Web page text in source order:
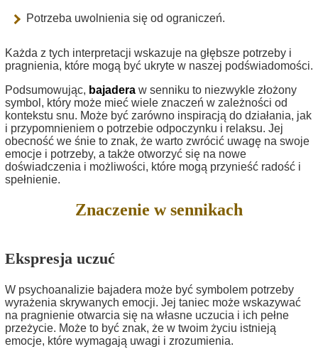
Potrzeba uwolnienia się od ograniczeń.
Każda z tych interpretacji wskazuje na głębsze potrzeby i
pragnienia, które mogą być ukryte w naszej podświadomości.
Podsumowując, bajadera w senniku to niezwykle złożony
symbol, który może mieć wiele znaczeń w zależności od
kontekstu snu. Może być zarówno inspiracją do działania, jak
i przypomnieniem o potrzebie odpoczynku i relaksu. Jej
obecność we śnie to znak, że warto zwrócić uwagę na swoje
emocje i potrzeby, a także otworzyć się na nowe
doświadczenia i możliwości, które mogą przynieść radość i
spełnienie.
Znaczenie w sennikach
Ekspresja uczuć
W psychoanalizie bajadera może być symbolem potrzeby
wyrażenia skrywanych emocji. Jej taniec może wskazywać
na pragnienie otwarcia się na własne uczucia i ich pełne
przeżycie. Może to być znak, że w twoim życiu istnieją
emocje, które wymagają uwagi i zrozumienia.